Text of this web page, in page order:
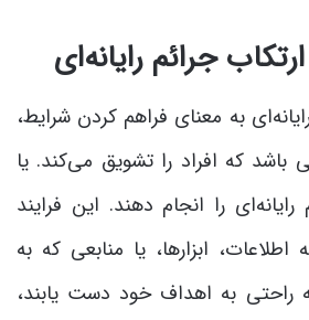
جرائم رایانه‌ای
به معنای فراهم کردن شرایط،
باشد که افراد را تشویق می‌کند. یا
را انجام دهند. این فرایند
اطلاعات، ابزارها، یا منابعی که به
راحتی به اهداف خود دست یابند،